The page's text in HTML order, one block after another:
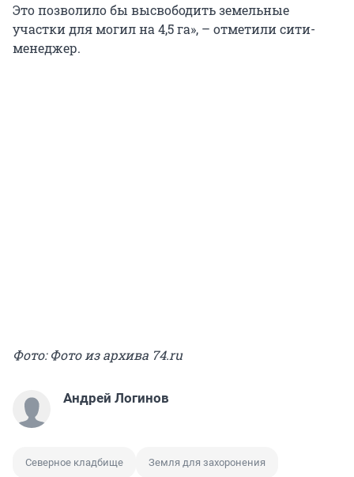
Это позволило бы высвободить земельные
участки для могил на 4,5 га», – отметили сити-
менеджер.
Фото: Фото из архива 74.ru
Андрей Логинов
Северное кладбище Земля для захоронения